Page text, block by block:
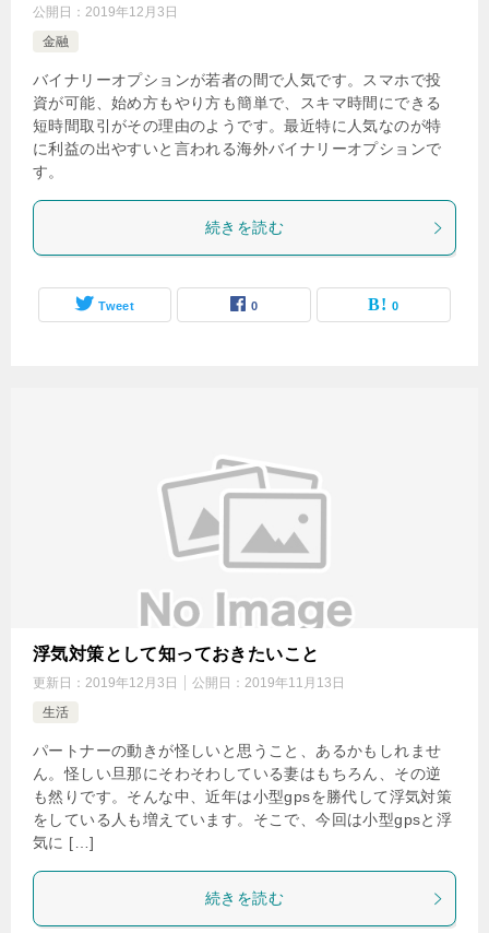
公開日： 2019年12月3日
金融
バイナリーオプションが若者の間で人気です。スマホで投
資が可能、始め方もやり方も簡単で、スキマ時間にできる
短時間取引がその理由のようです。最近特に人気なのが特
に利益の出やすいと言われる海外バイナリーオプションで
す。
続きを読む
Tweet 0 0
浮気対策として知っておきたいこと
更新日： 2019年12月3日 公開日： 2019年11月13日
生活
パートナーの動きが怪しいと思うこと、あるかもしれませ
ん。怪しい旦那にそわそわしている妻はもちろん、その逆
も然りです。そんな中、近年は小型gpsを勝代して浮気対策
をしている人も増えています。そこで、今回は小型gpsと浮
気に […]
続きを読む